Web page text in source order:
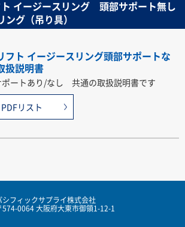
イージースリング 頭部サポート無し
ング（吊り具）
フト イージースリング頭部サポートな
説明書
ポートあり/なし 共通の取扱説明書です
PDFリスト
シフィックサプライ株式会社
574-0064 大阪府大東市御領1-12-1